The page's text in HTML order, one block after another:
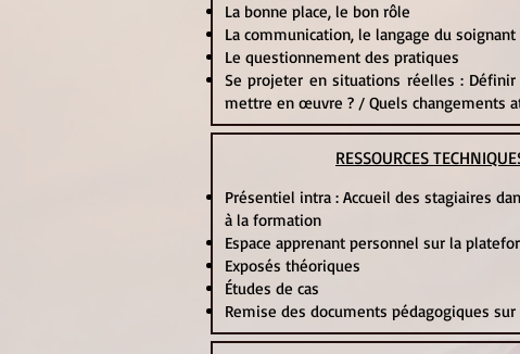
La bonne place, le bon rôle
La communication, le langage du soignant
Le questionnement des pratiques
Se projeter en situations réelles :
mettre en œuvre ? / Quels changements
RESSOURCES
Présentiel intra : Accueil des stagiaires
à la formation
Espace apprenant personnel sur la
Exposés théoriques
Études de cas
Remise des documents pédagogiques